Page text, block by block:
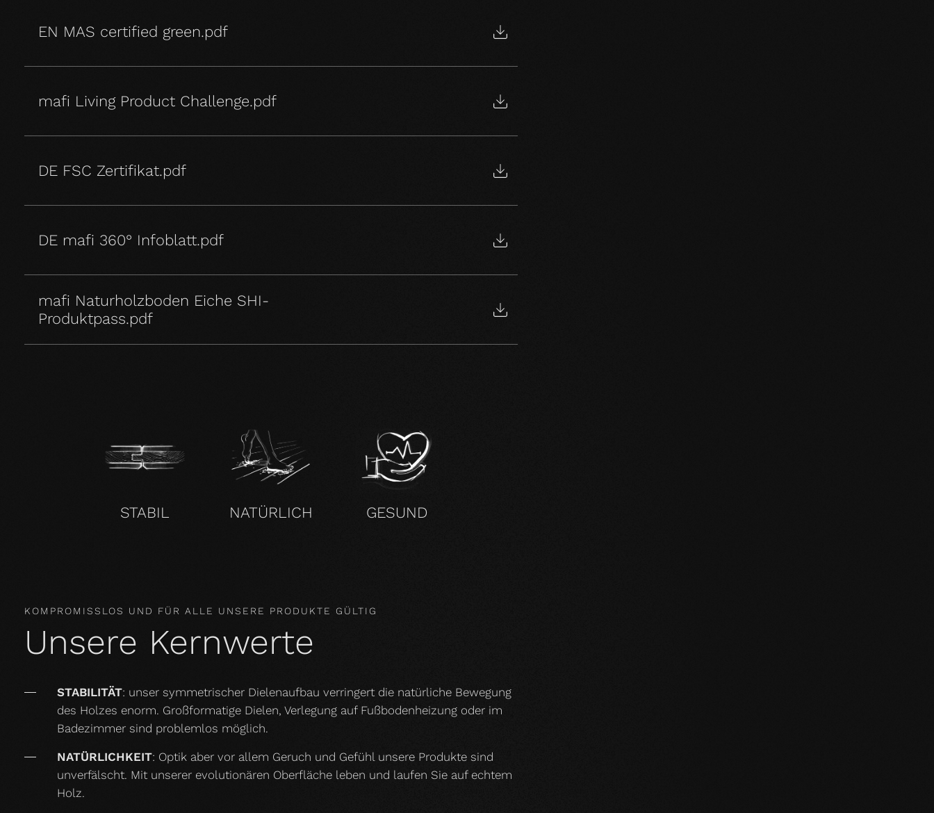
EN MAS certified green.pdf
mafi Living Product Challenge.pdf
DE FSC Zertifikat.pdf
DE mafi 360° Infoblatt.pdf
mafi Naturholzboden Eiche SHI-
Produktpass.pdf
STABIL NATÜRLICH GESUND
KOMPROMISSLOS UND FÜR ALLE UNSERE PRODUKTE GÜLTIG
Unsere Kernwerte
STABILITÄT: unser symmetrischer Dielenaufbau verringert die natürliche Bewegung
des Holzes enorm. Großformatige Dielen, Verlegung auf Fußbodenheizung oder im
Badezimmer sind problemlos möglich.
NATÜRLICHKEIT: Optik aber vor allem Geruch und Gefühl unsere Produkte sind
unverfälscht. Mit unserer evolutionären Oberfläche leben und laufen Sie auf echtem
Holz.